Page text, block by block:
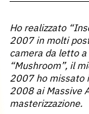
Ho realizzato
2007 in molti
camera da letto a
“Mushroom”, il
2007 ho missato
2008 ai Massive
masterizzazione.